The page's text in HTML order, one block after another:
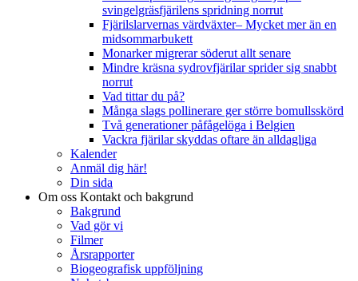
svingelgräsfjärilens spridning norrut
Fjärilslarvernas värdväxter– Mycket mer än en
midsommarbukett
Monarker migrerar söderut allt senare
Mindre kräsna sydrovfjärilar sprider sig snabbt
norrut
Vad tittar du på?
Många slags pollinerare ger större bomullsskörd
Två generationer påfågelöga i Belgien
Vackra fjärilar skyddas oftare än alldagliga
Kalender
Anmäl dig här!
Din sida
Om oss Kontakt och bakgrund
Bakgrund
Vad gör vi
Filmer
Årsrapporter
Biogeografisk uppföljning